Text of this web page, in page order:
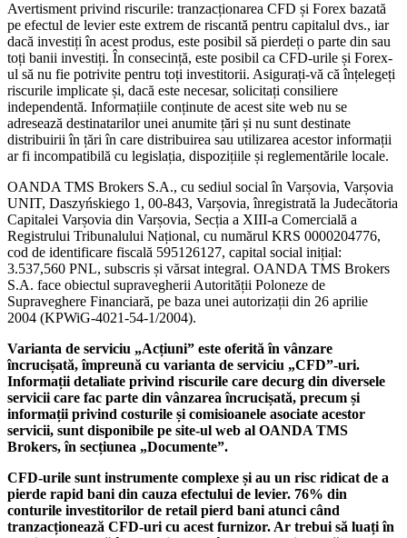
Avertisment privind riscurile: tranzacționarea CFD și Forex bazată
pe efectul de levier este extrem de riscantă pentru capitalul dvs., iar
dacă investiți în acest produs, este posibil să pierdeți o parte din sau
toți banii investiți. În consecință, este posibil ca CFD-urile și Forex-
ul să nu fie potrivite pentru toți investitorii. Asigurați-vă că înțelegeți
riscurile implicate și, dacă este necesar, solicitați consiliere
independentă. Informațiile conținute de acest site web nu se
adresează destinatarilor unei anumite țări și nu sunt destinate
distribuirii în țări în care distribuirea sau utilizarea acestor informații
ar fi incompatibilă cu legislația, dispozițiile și reglementările locale.
OANDA TMS Brokers S.A., cu sediul social în Varșovia, Varșovia
UNIT, Daszyńskiego 1, 00-843, Varșovia, înregistrată la Judecătoria
Capitalei Varșovia din Varșovia, Secția a XIII-a Comercială a
Registrului Tribunalului Național, cu numărul KRS 0000204776,
cod de identificare fiscală 595126127, capital social inițial:
3.537,560 PNL, subscris și vărsat integral. OANDA TMS Brokers
S.A. face obiectul supravegherii Autorității Poloneze de
Supraveghere Financiară, pe baza unei autorizații din 26 aprilie
2004 (KPWiG-4021-54-1/2004).
Varianta de serviciu „Acțiuni” este oferită în vânzare
încrucișată, împreună cu varianta de serviciu „CFD”-uri.
Informații detaliate privind riscurile care decurg din diversele
servicii care fac parte din vânzarea încrucișată, precum și
informații privind costurile și comisioanele asociate acestor
servicii, sunt disponibile pe site-ul web al OANDA TMS
Brokers, în secțiunea „Documente”.
CFD-urile sunt instrumente complexe și au un risc ridicat de a
pierde rapid bani din cauza efectului de levier. 76% din
conturile investitorilor de retail pierd bani atunci când
tranzacționează CFD-uri cu acest furnizor. Ar trebui să luați în